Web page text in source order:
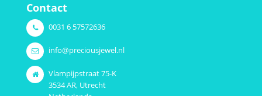
Contact
0031 6 57572636
info@preciousjewel.nl
Vlampijpstraat 75-K
3534 AR, Utrecht